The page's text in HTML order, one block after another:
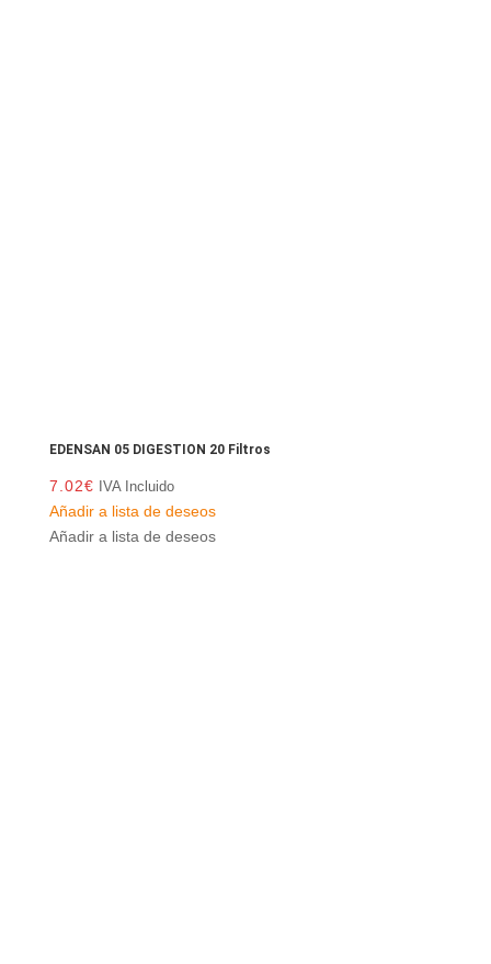
EDENSAN 05 DIGESTION 20 Filtros
7.02€ IVA Incluido
Añadir a lista de deseos
Añadir a lista de deseos